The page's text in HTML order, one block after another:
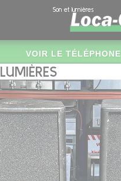
Son et lumières
VOIR LE TÉLÉPHONE
des cookies